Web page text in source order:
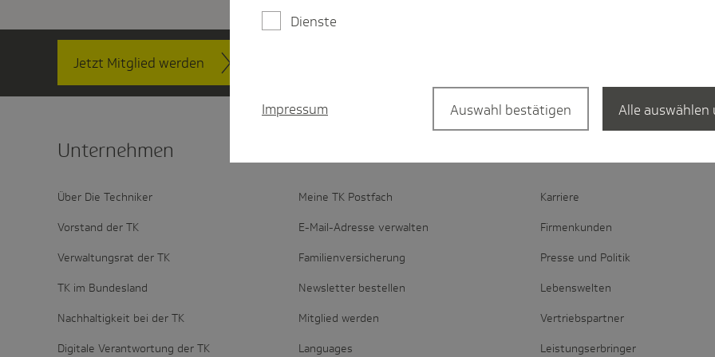
Jetzt Mitglied werden
Unter­nehmen
Über Die Techniker
Vorstand der TK
Verwaltungsrat der TK
TK im Bundesland
Nachhaltigkeit bei der TK
Digitale Verantwortung der TK
Meine TK Postfach
E-Mail-Adresse verwalten
Familienversicherung
Newsletter bestellen
Mitglied werden
Languages
Karriere
Firmenkunden
Presse und Politik
Lebenswelten
Vertriebspartner
Leistungserbringer
Dienste
Impressum Auswahl bestätigen Alle auswählen